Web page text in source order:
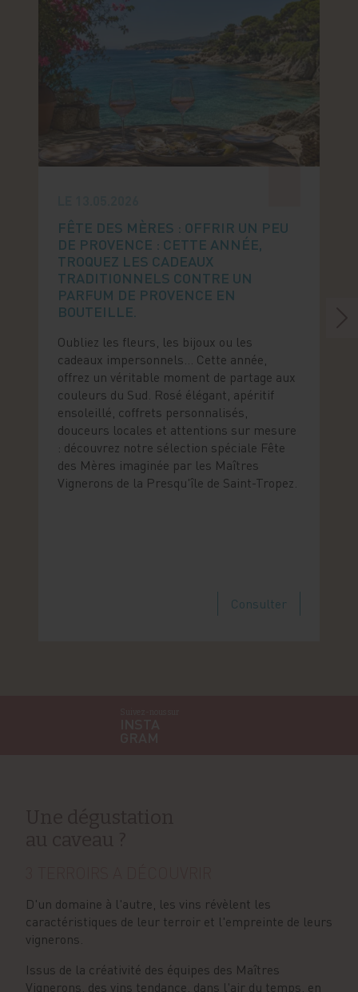
FÊTE DES MÈRES : OFFRIR UN PEU
DE PROVENCE : CETTE ANNÉE,
TROQUEZ LES CADEAUX
TRADITIONNELS CONTRE UN
PARFUM DE PROVENCE EN
BOUTEILLE.
Oubliez les fleurs, les bijoux ou les
cadeaux impersonnels… Cette année,
offrez un véritable moment de partage aux
couleurs du Sud. Rosé élégant, apéritif
ensoleillé, coffrets personnalisés,
douceurs locales et attentions sur mesure
: découvrez notre sélection spéciale Fête
des Mères imaginée par les Maîtres
Vignerons de la Presqu'île de Saint-Tropez.
Consulter
D'un domaine à l'autre, les vins révèlent les
caractéristiques de leur terroir et l'empreinte de leurs
vignerons.
Issus de la créativité des équipes des Maîtres
Vignerons, des vins tendance, dans l'air du temps, en